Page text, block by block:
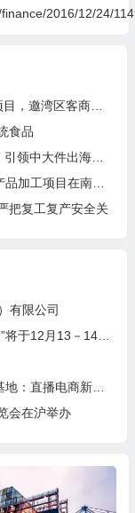
2016/12/24/
广州南沙区珠江街：产业招商大会落子8大项目，邀湾区客商抢占“南沙站”红利
食品
近亿元C轮融资花落拓威天海｜“数智AI履约” 引领中大件出海新基建
打造“良种良养良销”全产业链！广州最大水产品加工项目在南沙正式投产
把复工复产安全关
有限公司
13－14日在沪举行
擎，预计年产值达5亿
会在沪举办